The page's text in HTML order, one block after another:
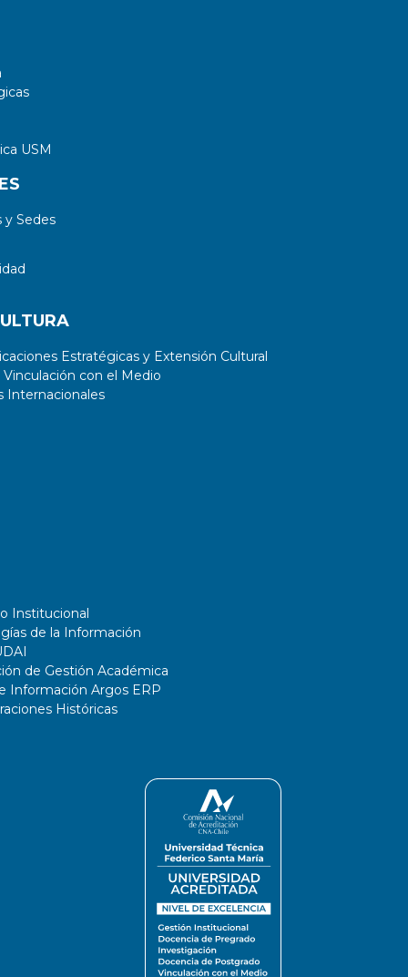
USM
Sedes
Estratégicas y Extensión Cultural
con el Medio
Internacionales
Institucional
de la Información
de Gestión Académica
Información Argos ERP
Históricas